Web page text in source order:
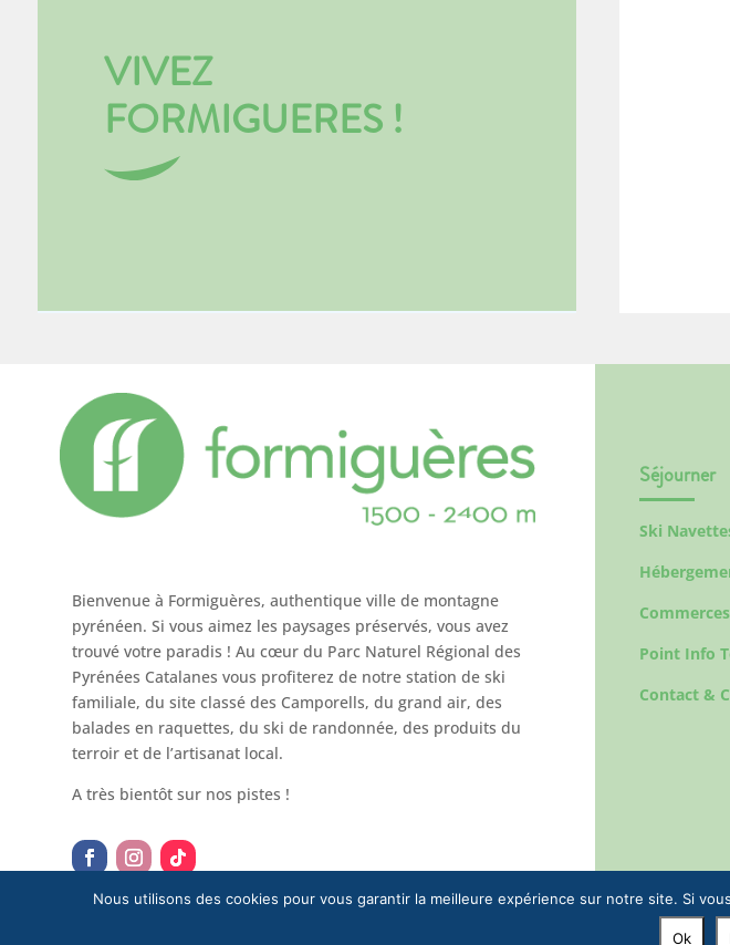
VIVEZ
FORMIGUERES !
Bienvenue à Formiguères, authentique ville de montagne
pyrénéen. Si vous aimez les paysages préservés, vous avez
trouvé votre paradis ! Au cœur du Parc Naturel Régional des
Pyrénées Catalanes vous profiterez de notre station de ski
familiale, du site classé des Camporells, du grand air, des
balades en raquettes, du ski de randonnée, des produits du
terroir et de l’artisanat local.
A très bientôt sur nos pistes !
Séjourner
Ski
Point Info
Contact &
Nous utilisons des cookies pour vous garantir la meilleure expérience sur notre site. Si
Ok